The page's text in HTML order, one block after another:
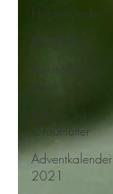
Herzenslieder
Bastelideen
Rat der 13
Großmütter
Adventkalender
2021